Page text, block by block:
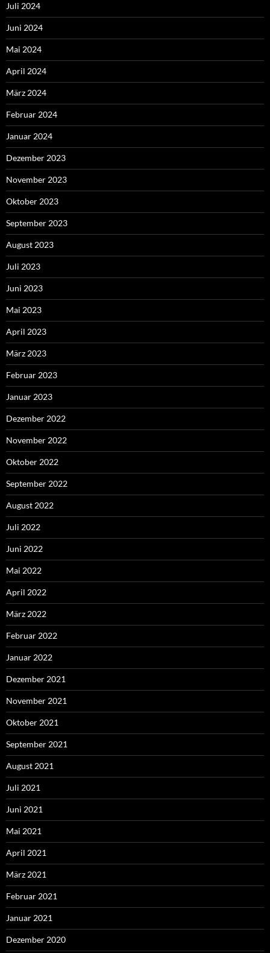
Juli 2024
Juni 2024
Mai 2024
April 2024
März 2024
Februar 2024
Januar 2024
Dezember 2023
November 2023
Oktober 2023
September 2023
August 2023
Juli 2023
Juni 2023
Mai 2023
April 2023
März 2023
Februar 2023
Januar 2023
Dezember 2022
November 2022
Oktober 2022
September 2022
August 2022
Juli 2022
Juni 2022
Mai 2022
April 2022
März 2022
Februar 2022
Januar 2022
Dezember 2021
November 2021
Oktober 2021
September 2021
August 2021
Juli 2021
Juni 2021
Mai 2021
April 2021
März 2021
Februar 2021
Januar 2021
Dezember 2020